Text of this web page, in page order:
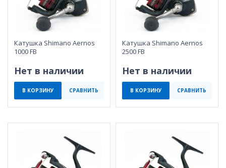
Катушка Shimano Aernos
1000 FB
Нет в наличии
В КОРЗИНУ СРАВНИТЬ
Катушка Shimano Aernos
2500 FB
Нет в наличии
В КОРЗИНУ СРАВНИТЬ